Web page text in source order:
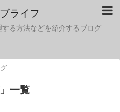
ライフ
る方法などを紹介するブログ
」 一覧